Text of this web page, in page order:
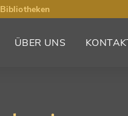
ÜBER UNS